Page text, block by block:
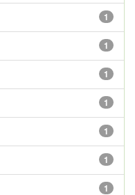
1
1
1
1
1
1
1